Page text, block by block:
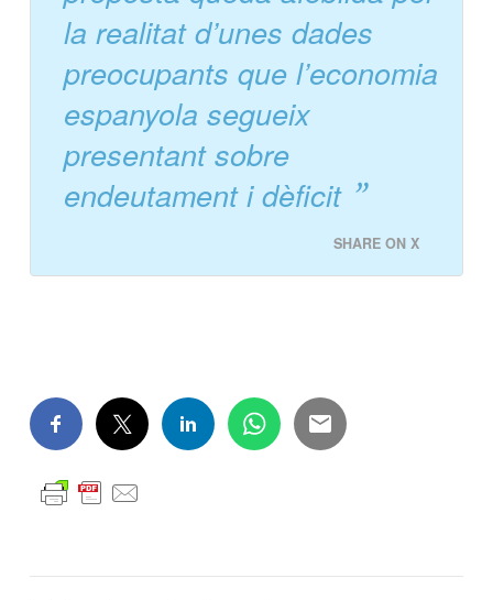
la realitat d’unes dades
preocupants que l’economia
espanyola segueix
presentant sobre
endeutament i dèficit
SHARE ON X